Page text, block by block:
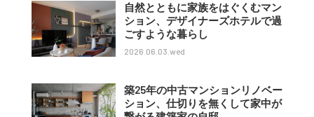
自然とともに家族をはぐくむマン
ション、デザイナーズホテルで過
ごすような暮らし
2026.06.03.wed
築25年の中古マンションリノベー
ション、仕切りを無くして家中が